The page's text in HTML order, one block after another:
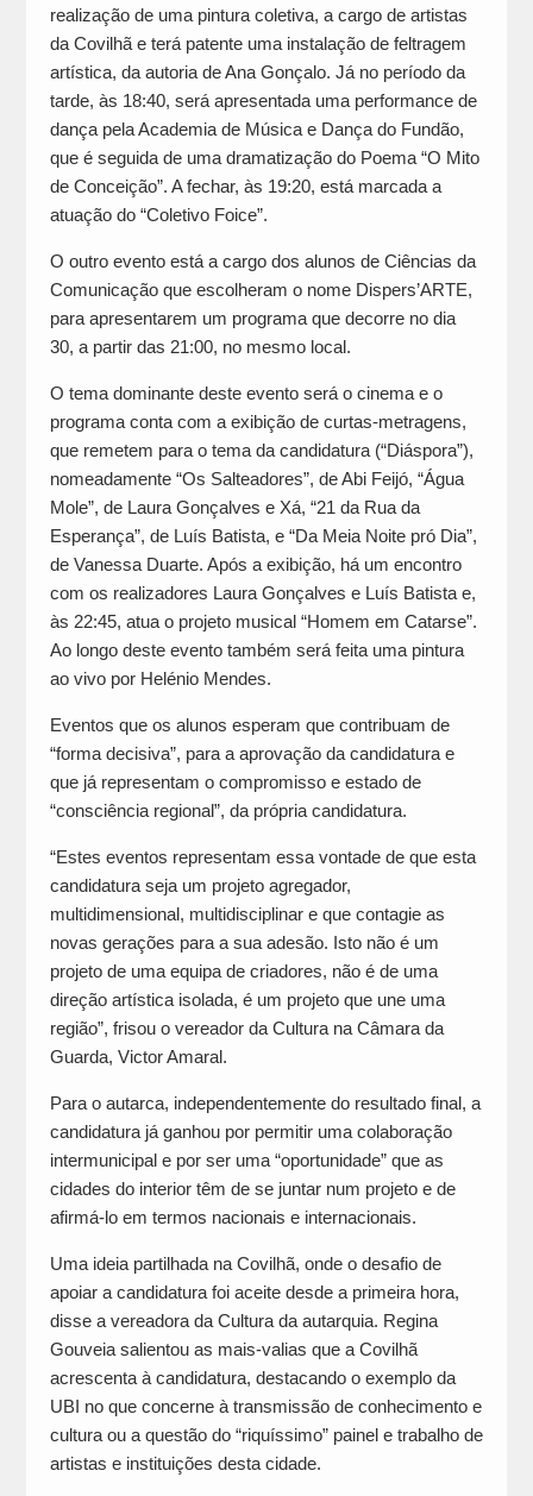
realização de uma pintura coletiva, a cargo de artistas
da Covilhã e terá patente uma instalação de feltragem
artística, da autoria de Ana Gonçalo. Já no período da
tarde, às 18:40, será apresentada uma performance de
dança pela Academia de Música e Dança do Fundão,
que é seguida de uma dramatização do Poema “O Mito
de Conceição”. A fechar, às 19:20, está marcada a
atuação do “Coletivo Foice”.
O outro evento está a cargo dos alunos de Ciências da
Comunicação que escolheram o nome Dispers’ARTE,
para apresentarem um programa que decorre no dia
30, a partir das 21:00, no mesmo local.
O tema dominante deste evento será o cinema e o
programa conta com a exibição de curtas-metragens,
que remetem para o tema da candidatura (“Diáspora”),
nomeadamente “Os Salteadores”, de Abi Feijó, “Água
Mole”, de Laura Gonçalves e Xá, “21 da Rua da
Esperança”, de Luís Batista, e “Da Meia Noite pró Dia”,
de Vanessa Duarte. Após a exibição, há um encontro
com os realizadores Laura Gonçalves e Luís Batista e,
às 22:45, atua o projeto musical “Homem em Catarse”.
Ao longo deste evento também será feita uma pintura
ao vivo por Helénio Mendes.
Eventos que os alunos esperam que contribuam de
“forma decisiva”, para a aprovação da candidatura e
que já representam o compromisso e estado de
“consciência regional”, da própria candidatura.
“Estes eventos representam essa vontade de que esta
candidatura seja um projeto agregador,
multidimensional, multidisciplinar e que contagie as
novas gerações para a sua adesão. Isto não é um
projeto de uma equipa de criadores, não é de uma
direção artística isolada, é um projeto que une uma
região”, frisou o vereador da Cultura na Câmara da
Guarda, Victor Amaral.
Para o autarca, independentemente do resultado final, a
candidatura já ganhou por permitir uma colaboração
intermunicipal e por ser uma “oportunidade” que as
cidades do interior têm de se juntar num projeto e de
afirmá-lo em termos nacionais e internacionais.
Uma ideia partilhada na Covilhã, onde o desafio de
apoiar a candidatura foi aceite desde a primeira hora,
disse a vereadora da Cultura da autarquia. Regina
Gouveia salientou as mais-valias que a Covilhã
acrescenta à candidatura, destacando o exemplo da
UBI no que concerne à transmissão de conhecimento e
cultura ou a questão do “riquíssimo” painel e trabalho de
artistas e instituições desta cidade.